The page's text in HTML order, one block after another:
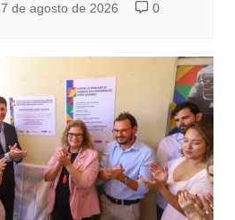
7 de agosto de 2026 0